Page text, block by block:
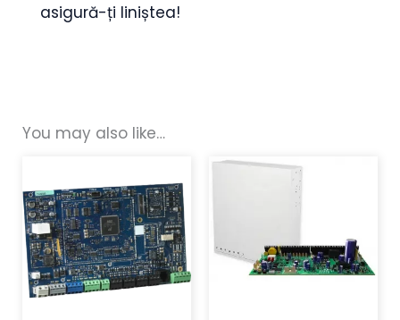
asigură-ți liniștea!
You may also like…